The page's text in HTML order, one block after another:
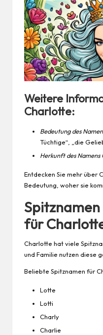
Weitere
Charlotte:
Bedeutung des
Tüchtige“, „die
Herkunft des Namens
Entdecken Sie mehr über
Bedeutung, woher sie
Spitznamen
für
Charlotte hat viele
und Familie nutzen diese
Beliebte Spitznamen für
Lotte
Lotti
Charly
Charlie